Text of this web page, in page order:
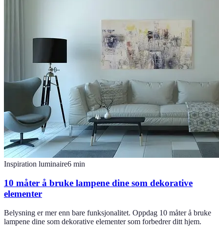
Inspiration luminaire6 min
10 måter å bruke lampene dine som dekorative
elementer
Belysning er mer enn bare funksjonalitet. Oppdag 10 måter å bruke
lampene dine som dekorative elementer som forbedrer ditt hjem.